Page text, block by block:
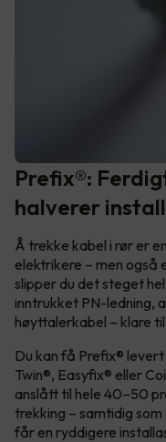
Prefix®:
halverer
Å trekke kabel i rør er
elektrikere – men også
slipper du det steget
inntrukket PN-ledning,
høyttalerkabel – klare
Du kan få Prefix®
Twin®, Easyfix® eller
anslått til hele 40–50
trekking – samtidig
får en ryddigere